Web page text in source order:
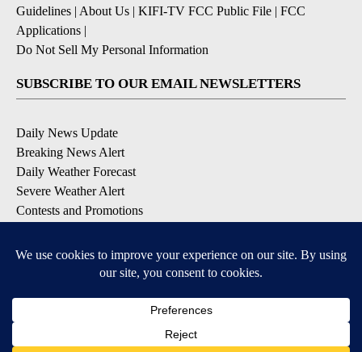
Guidelines | About Us | KIFI-TV FCC Public File | FCC
Applications |
Do Not Sell My Personal Information
SUBSCRIBE TO OUR EMAIL NEWSLETTERS
Daily News Update
Breaking News Alert
Daily Weather Forecast
Severe Weather Alert
Contests and Promotions